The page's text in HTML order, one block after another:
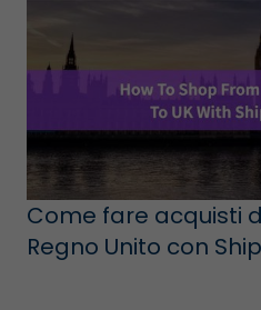
Come fare acquisti
Regno Unito con